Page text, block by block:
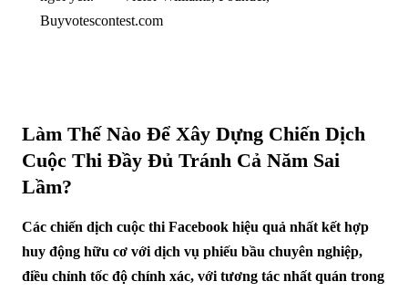
Buyvotescontest.com
Làm Thế Nào Để Xây Dựng Chiến Dịch
Cuộc Thi Đầy Đủ Tránh Cả Năm Sai
Lầm?
Các chiến dịch cuộc thi Facebook hiệu quả nhất kết hợp
huy động hữu cơ với dịch vụ phiếu bầu chuyên nghiệp,
điều chỉnh tốc độ chính xác, với tương tác nhất quán trong